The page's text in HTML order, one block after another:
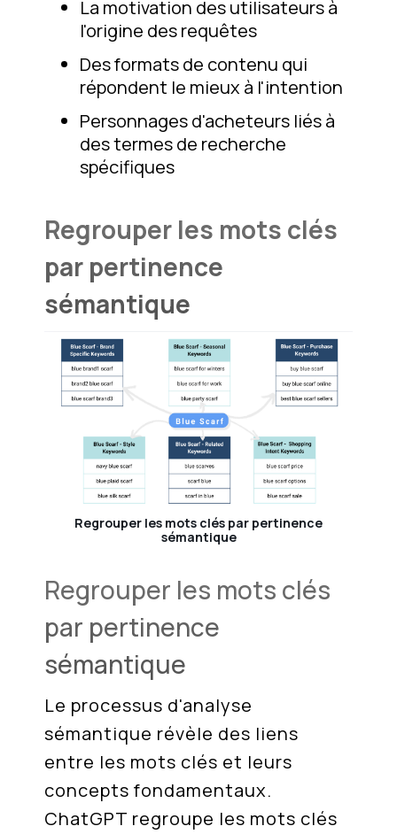
La motivation des utilisateurs à
l'origine des requêtes
Des formats de contenu qui
répondent le mieux à l'intention
Personnages d'acheteurs liés à
des termes de recherche
spécifiques
Regrouper les mots clés
par pertinence
sémantique
Regrouper les mots clés par pertinence
sémantique
Regrouper les mots clés
par pertinence
sémantique
Le processus d'analyse
sémantique révèle des liens
entre les mots clés et leurs
concepts fondamentaux.
ChatGPT regroupe les mots clés